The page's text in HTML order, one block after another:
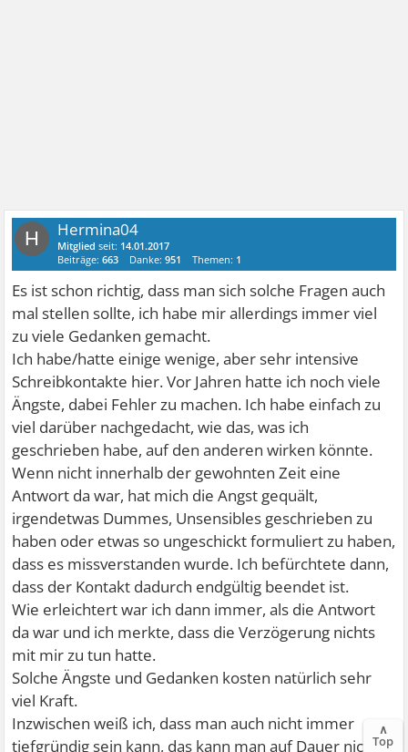
H Hermina04
Mitglied seit: 14.01.2017
Beiträge:663 Danke:951 Themen: 1
Es ist schon richtig, dass man sich solche Fragen auch
mal stellen sollte, ich habe mir allerdings immer viel
zu viele Gedanken gemacht.
Ich habe/hatte einige wenige, aber sehr intensive
Schreibkontakte hier. Vor Jahren hatte ich noch viele
Ängste, dabei Fehler zu machen. Ich habe einfach zu
viel darüber nachgedacht, wie das, was ich
geschrieben habe, auf den anderen wirken könnte.
Wenn nicht innerhalb der gewohnten Zeit eine
Antwort da war, hat mich die Angst gequält,
irgendetwas Dummes, Unsensibles geschrieben zu
haben oder etwas so ungeschickt formuliert zu haben,
dass es missverstanden wurde. Ich befürchtete dann,
dass der Kontakt dadurch endgültig beendet ist.
Wie erleichtert war ich dann immer, als die Antwort
da war und ich merkte, dass die Verzögerung nichts
mit mir zu tun hatte.
Solche Ängste und Gedanken kosten natürlich sehr
viel Kraft.
Inzwischen weiß ich, dass man auch nicht immer
tiefgründig sein kann, das kann man auf Dauer nicht
∧
Top